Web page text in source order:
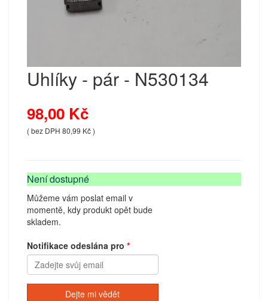
Uhlíky - pár - N530134
98,00 Kč
( bez DPH 80,99 Kč )
Není dostupné
Můžeme vám poslat email v
momentě, kdy produkt opět bude
skladem.
Notifikace odeslána pro
Dejte mi vědět